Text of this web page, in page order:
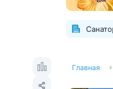
Главная